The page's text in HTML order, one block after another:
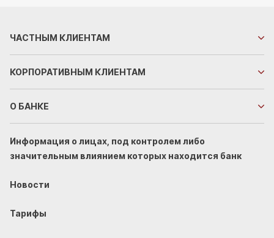
ЧАСТНЫМ КЛИЕНТАМ
КОРПОРАТИВНЫМ КЛИЕНТАМ
О БАНКЕ
Информация о лицах, под контролем либо
значительным влиянием которых находится банк
Новости
Тарифы